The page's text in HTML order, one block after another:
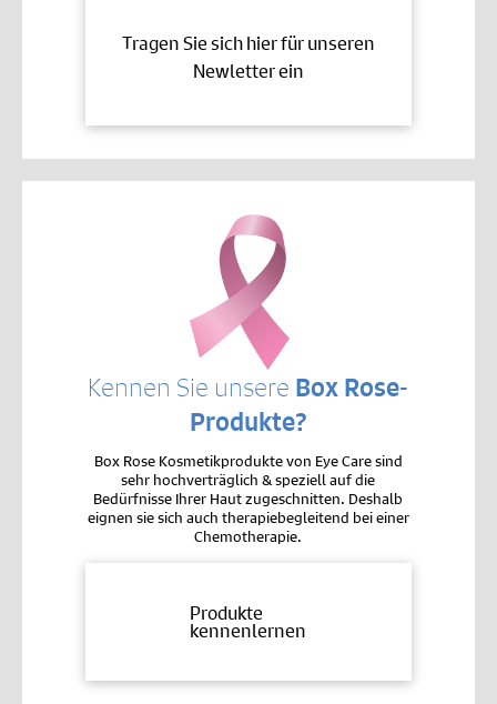
Tragen Sie sich hier für unseren
Newletter ein
Kennen Sie unsere Box Rose-
Produkte?
Box Rose Kosmetikprodukte von Eye Care sind
sehr hochverträglich & speziell auf die
Bedürfnisse Ihrer Haut zugeschnitten. Deshalb
eignen sie sich auch therapiebegleitend bei einer
Chemotherapie.
Produkte
kennenlernen